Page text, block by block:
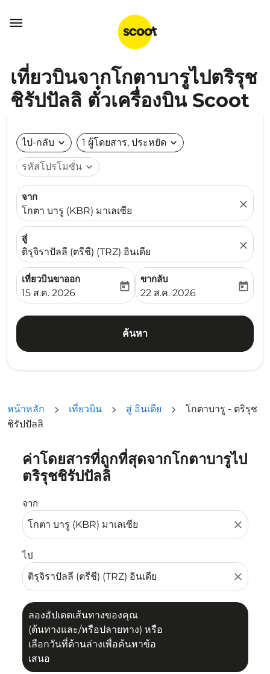

เที่ยวบินจากโกตาบารูไปตริรุช
ชิรัปปัลลิ ตั๋วเครื่องบิน Scoot
ไป-กลับ expand_more 1 ผู้โดยสาร, ประหยัด expand_more
รหัสโปรโมชั่น expand_more
จาก
โกตา บารู (KBR) มาเลเซีย
close
สู่
ติรุจิราปัลลี (ตรีชี) (TRZ) อินเดีย
close
เที่ยวบินขาออก
fc-booking-departure-date-aria-label
15 ส.ค. 2026
today
ขากลับ
fc-booking-return-date-
22 ส.ค. 2026
today
ค้นหา
หน้าหลัก เที่ยวบิน สู่ อินเดีย
โกตาบารู - ตริรุช
ชิรัปปัลลิ
ค่าโดยสารที่ถูกที่สุดจากโกตาบารูไป
ตริรุชชิรัปปัลลิ
จาก
close
ไป
close
ลองอัปเดตเส้นทางของคุณ
(ต้นทางและ/หรือปลายทาง) หรือ
เลือกวันที่ด้านล่างเพื่อค้นหาข้อ
เสนอ
ลองอัปเดตเส้นทางของคุณ (ต้นทางและ/หรือปลายทาง) หรื